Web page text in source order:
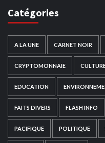
Catégories
A LA UNE CARNET NOIR
CRYPTOMONNAIE
EDUCATION
FAITS DIVERS FLASH INFO
PACIFIQUE POLITIQUE